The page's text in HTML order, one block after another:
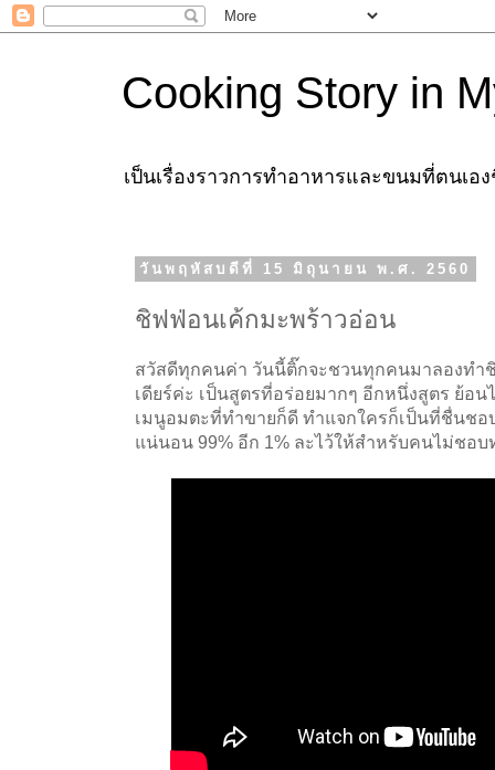
Cooking Story in
เป็นเรื่องราวการทำอาหารและขนมที่ตนเอ
วันพฤหัสบดีที่ 15 มิถุนายน พ.ศ. 2560
ชิฟฟ่อนเค้กมะพร้าวอ่อน
สวัสดีทุกคนค่า วันนี้ติ๊กจะชวนทุกคนมาลองทำ
เดียร์ค่ะ เป็นสูตรที่อร่อยมากๆ อีกหนึ่งสูตร ย้อ
เมนูอมตะที่ทำขายก็ดี ทำแจกใครก็เป็นที่ชื่นช
แน่นอน 99% อีก 1% ละไว้ให้สำหรับคนไม่ชอ